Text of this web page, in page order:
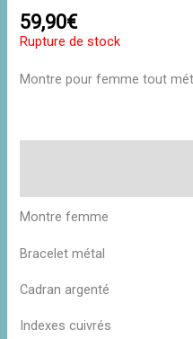
59,90€
Rupture de stock
Montre pour femme tout
Montre femme
Bracelet métal
Cadran argenté
Indexes cuivrés